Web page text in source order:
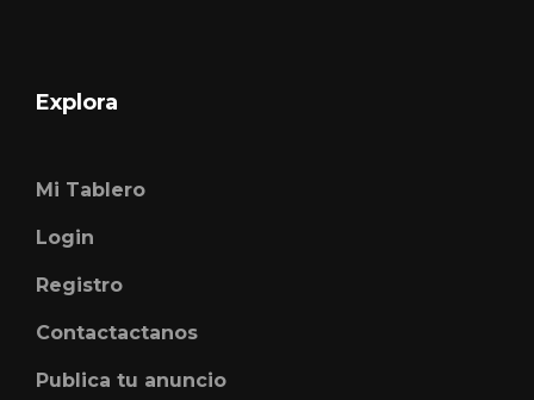
Explora
Mi Tablero
Login
Registro
Contactactanos
Publica tu anuncio